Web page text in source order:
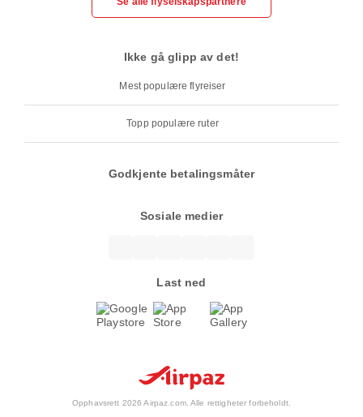
Ikke gå glipp av det!
Mest populære flyreiser
Topp populære ruter
Godkjente betalingsmåter
Sosiale medier
Last ned
Opphavsrett 2026 Airpaz.com. Alle rettigheter forbeholdt.